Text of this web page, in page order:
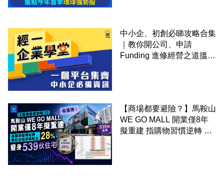
中小企、初創必睇攻略合集
｜教你開公司、申請
Funding 進修經營之道搵大
【商場都要避險？】馬鞍山
WE GO MALL 開業僅8年
擬重建 指購物習慣逆轉 餐